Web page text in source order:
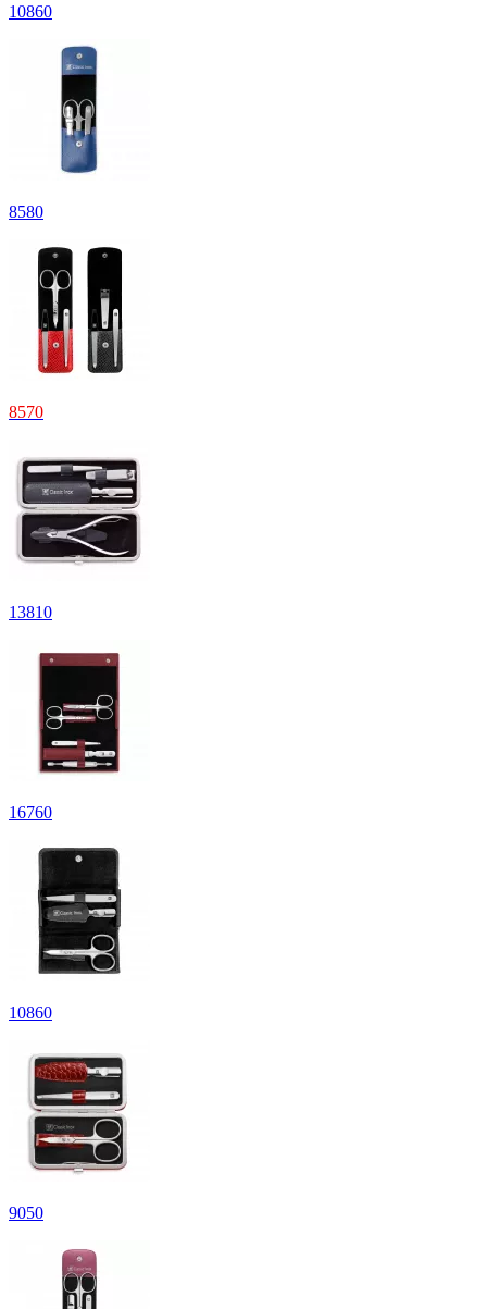
10860
8580
8570
13810
16760
10860
9050